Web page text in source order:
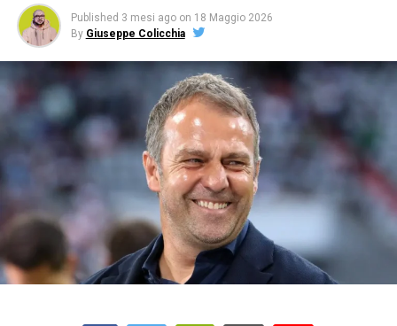
Published 3 mesi ago on 18 Maggio 2026
By Giuseppe Colicchia